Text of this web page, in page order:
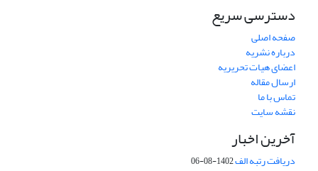
دسترسی سریع
صفحه اصلی
درباره نشریه
اعضای هیات تحریریه
ارسال مقاله
تماس با ما
نقشه سایت
آخرین اخبار
دریافت رتبه الف1402-08-06